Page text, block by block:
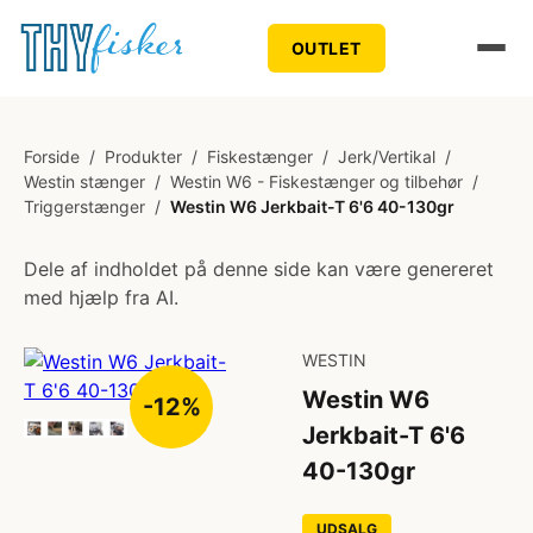
OUTLET
Forside / Produkter / Fiskestænger / Jerk/Vertikal /
Westin stænger / Westin W6 - Fiskestænger og tilbehør /
Triggerstænger / Westin W6 Jerkbait-T 6'6 40-130gr
Dele af indholdet på denne side kan være genereret
med hjælp fra AI.
-12%
WESTIN
Westin W6
Jerkbait-T 6'6
40-130gr
UDSALG